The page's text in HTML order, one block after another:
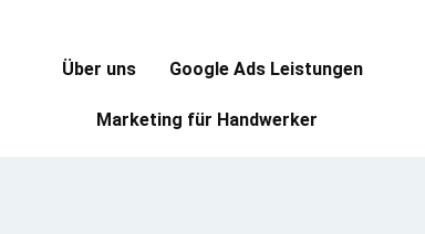
Über uns Google Ads Leistungen
Marketing für Handwerker